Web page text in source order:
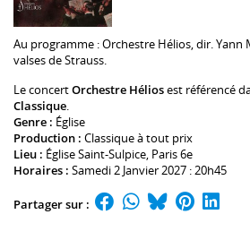
Au programme :Orchestre Hélios, dir.Yann
valses de Strauss.
Le concertOrchestre Héliosest référencé
Classique.
Genre : Église
Production : Classique à tout prix
Lieu : Église Saint-Sulpice, Paris 6e
Horaires : Samedi 2 Janvier 2027 : 20h45
Partager sur :